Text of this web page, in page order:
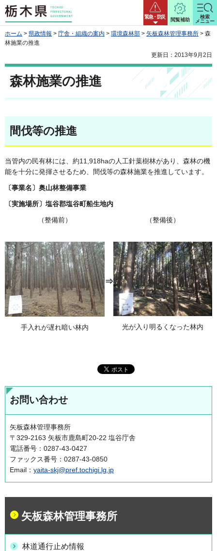
栃木県 緊急・防災
閲覧補助
検索
メニュー
ホーム > 県政情報 > 庁舎・組織の案内 > 環境森林部 > 矢板森林管理事務所 > 森
林施業の推進
更新日：2013年9月2日
森林施業の推進
間伐等の推進
当管内の民有林には、約11,918haの人工針葉樹林があり、森林の機
能を十分に発揮させるため、間伐等の森林施業を推進しています。
〔事業名〕奥山林整備事業
〔実施場所〕塩谷郡塩谷町船生地内
（整備前）
手入れが遅れ暗い林内
⇒
（整備後）
光が入り明るくなった林内
お問い合わせ
矢板森林管理事務所
〒329-2163 矢板市鹿島町20-22 塩谷庁舎
電話番号：0287-43-0427
ファックス番号：0287-43-0850
Email： yaita-skj@pref.tochigi.lg.jp
矢板森林管理事務所
林道通行止め情報